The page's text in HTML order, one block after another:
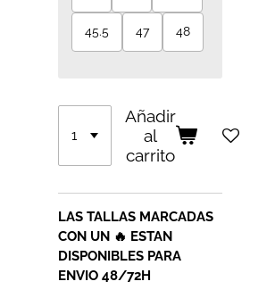
45.5 47 48
Añadir
al
carrito
LAS TALLAS MARCADAS
CON UN 🔥 ESTAN
DISPONIBLES PARA
ENVIO 48/72H